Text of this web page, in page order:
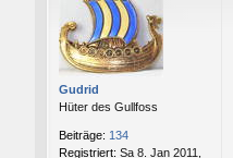
Gudrid
Hüter des Gullfoss
Beiträge: 134
Registriert: Sa 8. Jan 2011,